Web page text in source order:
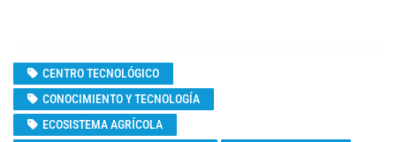
CENTRO TECNOLÓGICO
CONOCIMIENTO Y TECNOLOGÍA
ECOSISTEMA AGRÍCOLA